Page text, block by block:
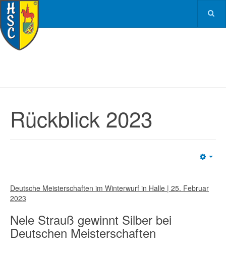
Rückblick 2023
Deutsche Meisterschaften im Winterwurf in Halle | 25. Februar
2023
Nele Strauß gewinnt Silber bei
Deutschen Meisterschaften